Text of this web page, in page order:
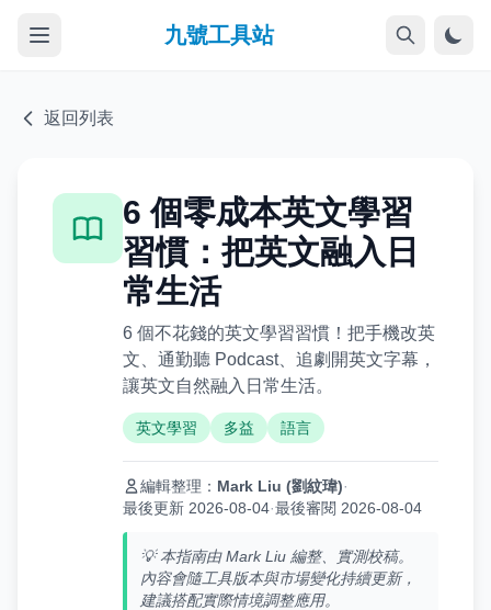
九號工具站
返回列表
6 個零成本英文學習
習慣：把英文融入日
常生活
6 個不花錢的英文學習習慣！把手機改英
文、通勤聽 Podcast、追劇開英文字幕，
讓英文自然融入日常生活。
英文學習 多益 語言
編輯整理： Mark Liu (劉紋瑋)·
最後更新 2026-08-04·最後審閱 2026-08-04
💡 本指南由 Mark Liu 編整、實測校稿。
內容會隨工具版本與市場變化持續更新，
建議搭配實際情境調整應用。